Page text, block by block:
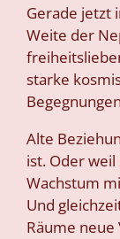
Gerade jetzt
Weite der
starke
Alte
ist. Oder
Wachstum
Und
Räume